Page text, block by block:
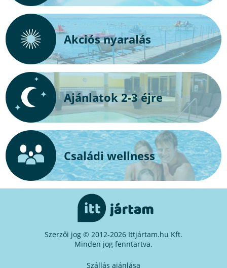
Akciós nyaralás
Ajánlatok 2-3 éjre
Családi wellness
Szerzői jog © 2012-2026 Ittjártam.hu Kft.
Minden jog fenntartva.
Szállás ajánlása